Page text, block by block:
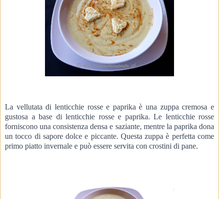
La vellutata di lenticchie rosse e paprika è una zuppa cremosa e
gustosa a base di lenticchie rosse e paprika. Le lenticchie rosse
forniscono una consistenza densa e saziante, mentre la paprika dona
un tocco di sapore dolce e piccante. Questa zuppa è perfetta come
primo piatto invernale e può essere servita con crostini di pane.